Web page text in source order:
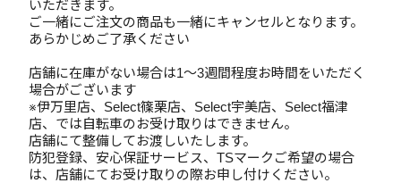
いただきます。
ご一緒にご注文の商品も一緒にキャンセルとなります。
あらかじめご了承ください
店舗に在庫がない場合は1～3週間程度お時間をいただく
場合がございます
※伊万里店、Select篠栗店、Select宇美店、Select福津
店、では自転車のお受け取りはできません。
店舗にて整備してお渡しいたします。
防犯登録、安心保証サービス、TSマークご希望の場合
は、店舗にてお受け取りの際お申し付けください。